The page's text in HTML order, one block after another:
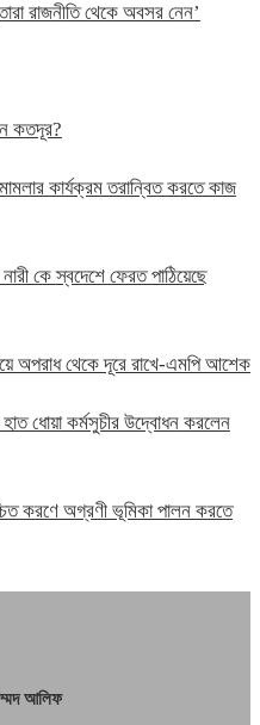
রাজনীতি থেকে অবসর নেন’
কতদূর?
কার্যক্রম তরান্বিত করতে কাজ
কে স্বদেশে ফেরত পাঠিয়েছে
অপরাধ থেকে দূরে রাখে-এমপি আশেক
হাত ধোয়া কর্মসুচীর উদ্বোধন করলেন
করণে অগ্রণী ভূমিকা পালন করতে
আলিফ